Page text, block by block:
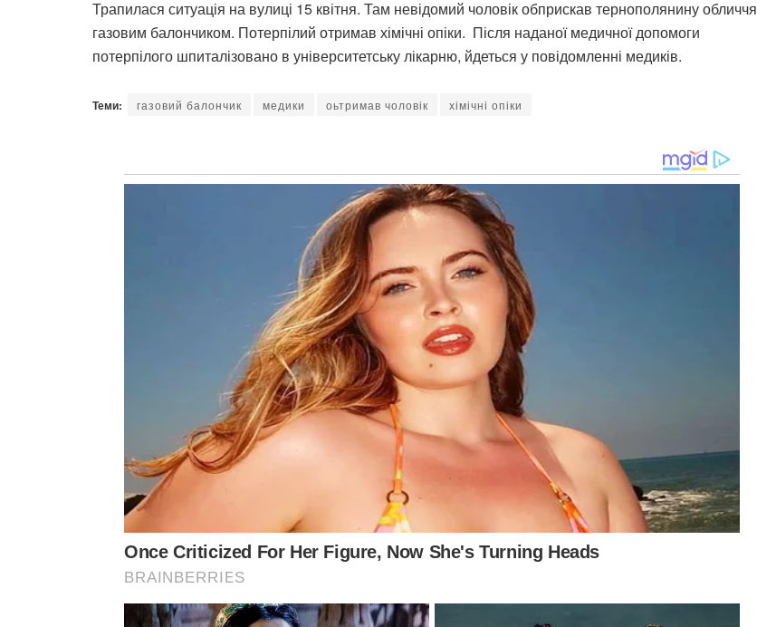
Трапилася ситуація на вулиці 15 квітня. Там невідомий чоловік обприскав тернополянину обличчя
газовим балончиком. Потерпілий отримав хімічні опіки. Після наданої медичної допомоги
потерпілого шпиталізовано в університетську лікарню, йдеться у повідомленні медиків.
Теми: газовий балончик медики оьтримав чоловік хімічні опіки